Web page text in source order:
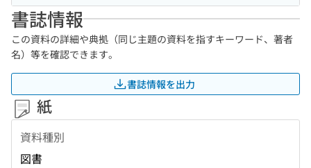
書誌情報
この資料の詳細や典拠（同じ主題の資料を指すキーワード、著者
名）等を確認できます。
書誌情報を出力
紙
資料種別
図書